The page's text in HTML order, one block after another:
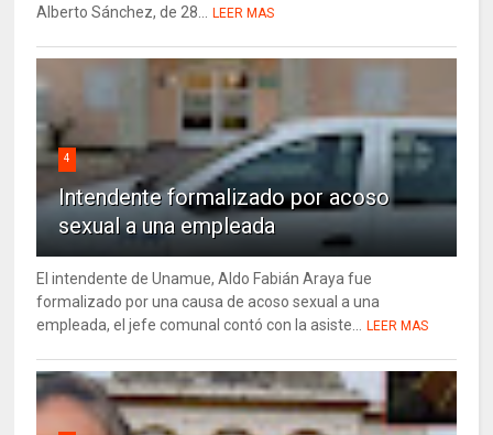
Alberto Sánchez, de 28... LEER MAS
4
Intendente formalizado por acoso
sexual a una empleada
El intendente de Unamue, Aldo Fabián Araya fue
formalizado por una causa de acoso sexual a una
empleada, el jefe comunal contó con la asiste... LEER MAS